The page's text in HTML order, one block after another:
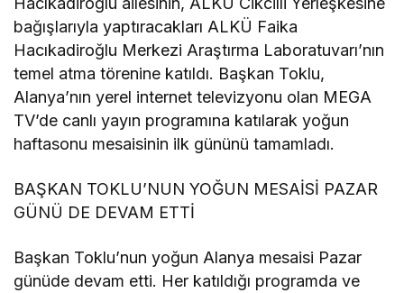
bağışlarıyla yaptıracakları ALKÜ Faika
Hacıkadiroğlu Merkezi Araştırma Laboratuvarı’nın
temel atma törenine katıldı. Başkan Toklu,
Alanya’nın yerel internet televizyonu olan MEGA
TV’de canlı yayın programına katılarak yoğun
haftasonu mesaisinin ilk gününü tamamladı.
BAŞKAN TOKLU’NUN YOĞUN MESAİSİ PAZAR
GÜNÜ DE DEVAM ETTİ
Başkan Toklu’nun yoğun Alanya mesaisi Pazar
günüde devam etti. Her katıldığı programda ve